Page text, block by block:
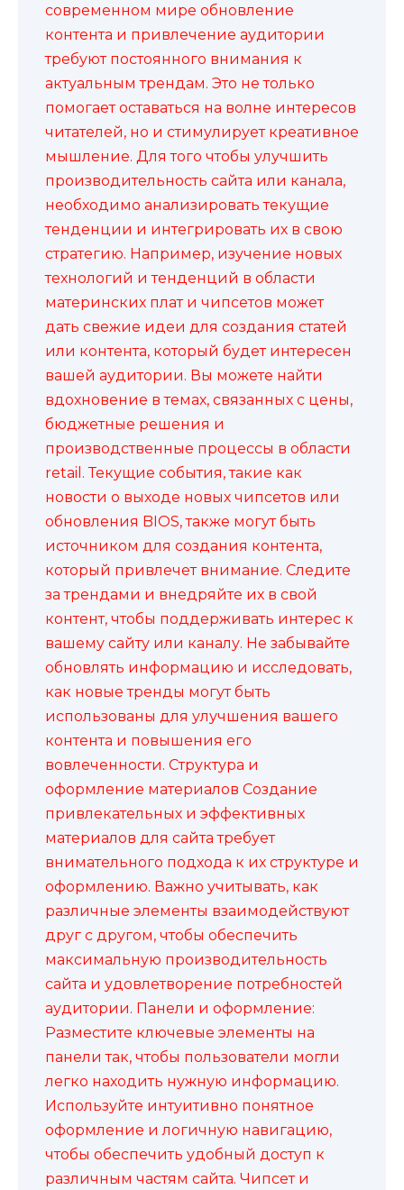
современном мире обновление
контента и привлечение аудитории
требуют постоянного внимания к
актуальным трендам. Это не только
помогает оставаться на волне интересов
читателей, но и стимулирует креативное
мышление. Для того чтобы улучшить
производительность сайта или канала,
необходимо анализировать текущие
тенденции и интегрировать их в свою
стратегию. Например, изучение новых
технологий и тенденций в области
материнских плат и чипсетов может
дать свежие идеи для создания статей
или контента, который будет интересен
вашей аудитории. Вы можете найти
вдохновение в темах, связанных с цены,
бюджетные решения и
производственные процессы в области
retail. Текущие события, такие как
новости о выходе новых чипсетов или
обновления BIOS, также могут быть
источником для создания контента,
который привлечет внимание. Следите
за трендами и внедряйте их в свой
контент, чтобы поддерживать интерес к
вашему сайту или каналу. Не забывайте
обновлять информацию и исследовать,
как новые тренды могут быть
использованы для улучшения вашего
контента и повышения его
вовлеченности. Структура и
оформление материалов Создание
привлекательных и эффективных
материалов для сайта требует
внимательного подхода к их структуре и
оформлению. Важно учитывать, как
различные элементы взаимодействуют
друг с другом, чтобы обеспечить
максимальную производительность
сайта и удовлетворение потребностей
аудитории. Панели и оформление:
Разместите ключевые элементы на
панели так, чтобы пользователи могли
легко находить нужную информацию.
Используйте интуитивно понятное
оформление и логичную навигацию,
чтобы обеспечить удобный доступ к
различным частям сайта. Чипсет и